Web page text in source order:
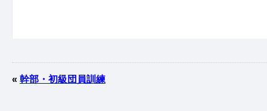
« 幹部・初級団員訓練